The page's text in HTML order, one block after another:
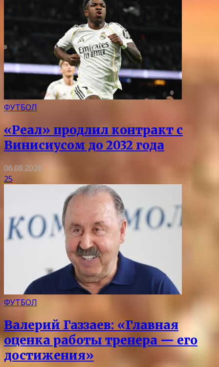
ФУТБОЛ
«Реал» продлил контракт с
Винисиусом до 2032 года
06.08.2026
25
ФУТБОЛ
Валерий Газзаев: «Главная
оценка работы тренера — его
достижения»